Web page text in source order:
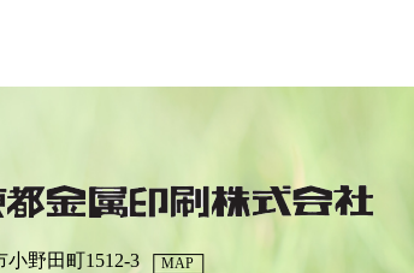
野田町1512-3 MAP